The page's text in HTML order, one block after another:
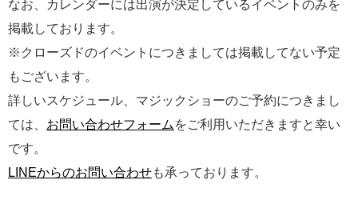
なお、カレンダーには出演が決定しているイベントのみを
掲載しております。
※クローズドのイベントにつきましては掲載してない予定
もございます。
詳しいスケジュール、マジックショーのご予約につきまし
ては、 お問い合わせフォーム をご利用いただきますと幸い
です。
LINEからのお問い合わせも承っております。